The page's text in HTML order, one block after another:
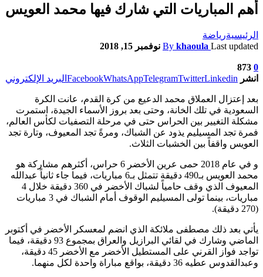
أهم المباريات التي شارك فيها محمد العويس
الرئيسيةرياضة
By khaoula Last updated نوفمبر 15, 2018
0
873
انشر
FacebookWhatsAppTelegramTwitterLinkedin البريد الإلكتروني
بعد إعتزال العملاق محمد الدعيع من كرة القدم، عانت الكرة
السعودية في تلك الخانة، وحتى بعد بروز الأسماء الجيدة، استمرت
مشكلة التغيير بين الحراس حتى في مرحلة التصفيات لكأس العالم،
فمرة تجد المسيليم يذود عن الشباك، ومرةً تجد المعيوف، وتارة تجد
العويس واقفاً بين الخشبات الثلاث.
و في عام 2018 حمى عرين الأخضر 6 حراس، أكثرهم مشاركة هو
محمد العويس بـ490 دقيقة تتمثل بـ6 مباريات، فيما جاء ثانياً عبدالله
المعيوف الذي وقف حامياً لشباك الأخضر في 360 دقيقة خلال 4
مباريات، بينما تولى المسيليم الوقوف أمام الشباك في 3 مباريات
(270 دقيقة).
يأتي بعد ذلك مصطفى ملائكة الذي انضم لمعسكر الأخضر في أكتوبر
الماضي وشارك في لقائي البرازيل والعراق بمجموع 93 دقيقة، فيما
تواجد فواز القرني على المستطيل الأخضر مع الأخضر 45 دقيقة،
وعبدالقدوس عطيه 36 دقيقة، بواقع مباراة واحدة لكل منهما.